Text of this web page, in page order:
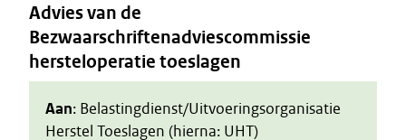
Advies van de
Bezwaarschriftenadviescommissie
hersteloperatie toeslagen
Aan: Belastingdienst/Uitvoeringsorganisatie
Herstel Toeslagen (hierna: UHT)